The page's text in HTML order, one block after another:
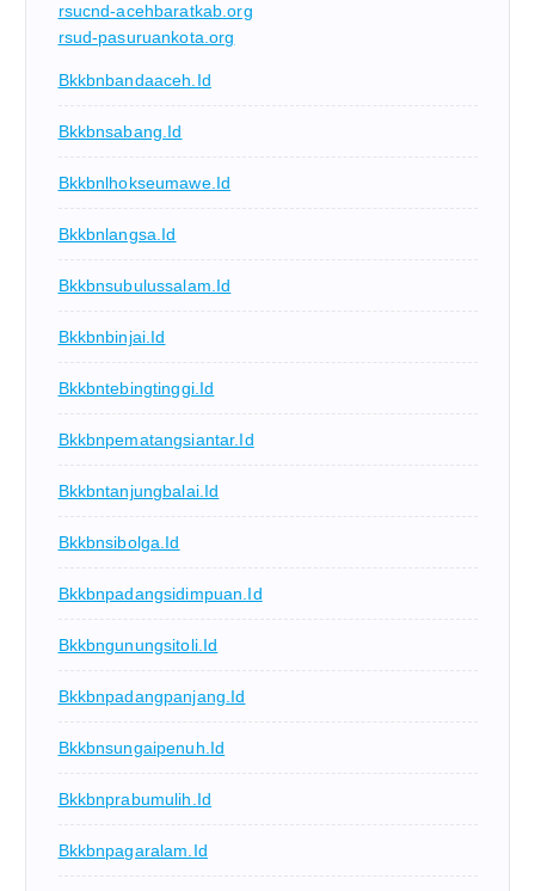
rsucnd-acehbaratkab.org
rsud-pasuruankota.org
Bkkbnbandaaceh.id
Bkkbnsabang.id
Bkkbnlhokseumawe.id
Bkkbnlangsa.id
Bkkbnsubulussalam.id
Bkkbnbinjai.id
Bkkbntebingtinggi.id
Bkkbnpematangsiantar.id
Bkkbntanjungbalai.id
Bkkbnsibolga.id
Bkkbnpadangsidimpuan.id
Bkkbngunungsitoli.id
Bkkbnpadangpanjang.id
Bkkbnsungaipenuh.id
Bkkbnprabumulih.id
Bkkbnpagaralam.id